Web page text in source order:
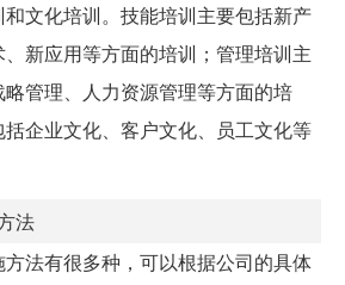
文化培训。技能培训主要包括新产
新应用等方面的培训；管理培训主
管理、人力资源管理等方面的培
企业文化、客户文化、员工文化等
法
法有很多种，可以根据公司的具体